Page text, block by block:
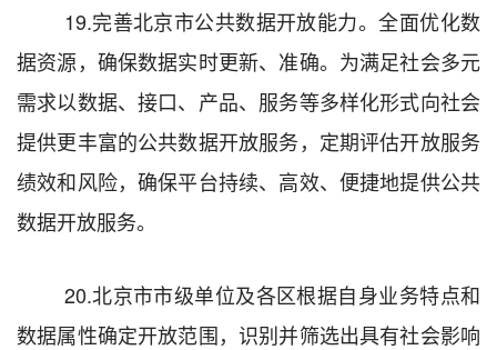
19.完善北京市公共数据开放能力。全面优化数
据资源，确保数据实时更新、准确。为满足社会多元
需求以数据、接口、产品、服务等多样化形式向社会
提供更丰富的公共数据开放服务，定期评估开放服务
绩效和风险，确保平台持续、高效、便捷地提供公共
数据开放服务。
20.北京市市级单位及各区根据自身业务特点和
数据属性确定开放范围，识别并筛选出具有社会影响